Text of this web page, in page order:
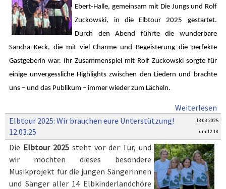
Ebert-Halle, gemeinsam mit Die Jungs und Rolf
Zuckowski, in die Elbtour 2025 gestartet.
Durch den Abend führte die wunderbare
Sandra Keck, die mit viel Charme und Begeisterung die perfekte
Gastgeberin war. Ihr Zusammenspiel mit Rolf Zuckowski sorgte für
einige unvergessliche Highlights zwischen den Liedern und brachte
uns – und das Publikum – immer wieder zum Lächeln.
Weiterlesen
Elbtour 2025: Wir brauchen eure Unterstützung!
12.03.25
13.03.2025
um 12:18
Die Elbtour 2025 steht vor der Tür, und
wir möchten dieses besondere
Musikprojekt für die jungen Sängerinnen
und Sänger aller 14 Elbkinderlandchöre